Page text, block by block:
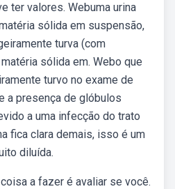
ter valores. Webuma urina
sólida em suspensão,
turva (com
sólida em. Webo que
turvo no exame de
a presença de glóbulos
a uma infecção do trato
fica clara demais, isso é um
diluída.
a fazer é avaliar se você.